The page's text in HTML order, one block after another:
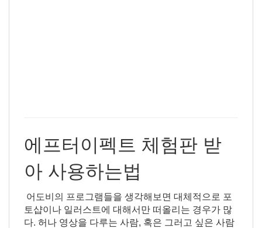
에프터이펙트 체험판 받
아 사용하는법
어도비의 프로그램들을 생각해보면 대체적으로 포
토샵이나 일러스트에 대해서만 떠올리는 경우가 많
다. 허나 영상을 다루는 사람, 혹은 그러고 싶은 사람